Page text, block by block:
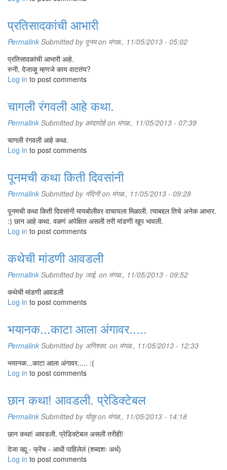
प्रतिसादकांची आभारी
Permalink Submitted by पूनमon मंगळ., 11/05/2013 - 05:02
प्रतिसादकांची आभारी आहे.
रुनी, देजाव्हू म्हणजे काय वाटतंय?
Log in to post comments
चागली रंगवली आहे कथा.
Permalink Submitted by कांदापोहेon मंगळ., 11/05/2013 - 07:39
चागली रंगवली आहे कथा.
Log in to post comments
पूनमची कथा किती दिवसांनी
Permalink Submitted by नंदिनीon मंगळ., 11/05/2013 - 09:28
पूनमची कथा किती दिवसांनी मायबोलीवर वाचायला मिळाली. त्याबद्दल तिचे अनेक आभार.
:) छान आहे कथा. वळणं अपेक्षित असली तरी मांडणी खूप भावली.
Log in to post comments
कथेची मांडणी आवडली
Permalink Submitted by जाई. on मंगळ., 11/05/2013 - 09:52
कथेची मांडणी आवडली
Log in to post comments
भयानक...काटा आला अंगावर.....
Permalink Submitted by अनिश्का. on मंगळ., 11/05/2013 - 12:33
भयानक...काटा आला अंगावर..... :(
Log in to post comments
छान कथा! आवडली. प्रेडिक्टेबल
Permalink Submitted by योकुon मंगळ., 11/05/2013 - 14:18
छान कथा! आवडली. प्रेडिक्टेबल असली तरीही!
देजा व्ह्यू - फ्रेंच - आधी पाहिलेलं (शब्दशः अर्थ)
Log in to post comments